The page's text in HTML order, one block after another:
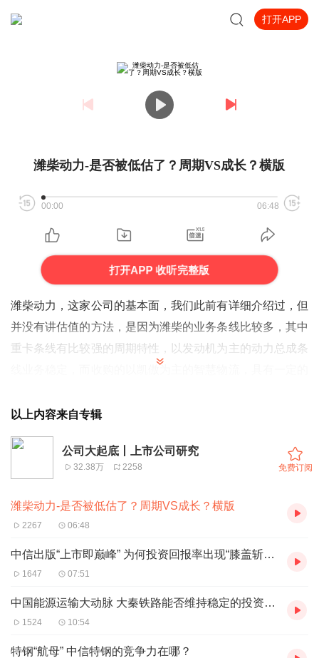
打开APP
潍柴动力-是否被低估了？周期VS成长？横版
00:00 06:48
打开APP 收听完整版
潍柴动力，这家公司的基本面，我们此前有详细介绍过，但
并没有讲估值的方法，是因为潍柴的业务条线比较多，其中
重卡条线有比较强的周期特性，以发动机为主的动力总成条
局，估值时要综合考虑不同业务条线的特点。本期我们先对
公司的主营业务做个更新，重点是估值。采用的方法是此前
介绍的基于盈利能力的方法，尽量基于历史数据，不做过多
的预测，降低估值结果的不确定性。
以上内容来自专辑
公司大起底丨上市公司研究
32.38万 2258 免费订阅
潍柴动力-是否被低估了？周期VS成长？横版
2267 06:48
中信出版“上市即巅峰” 为何投资回报率出现“膝盖斩”？
1647 07:51
中国能源运输大动脉 大秦铁路能否维持稳定的投资回报率？
1524 10:54
特钢“航母” 中信特钢的竞争力在哪？